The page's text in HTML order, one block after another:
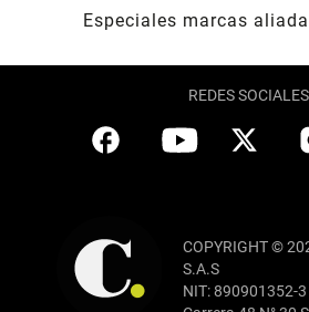
Especiales marcas
REDES SOCIALES
COPYRIGHT ©
S.A.S
NIT: 890901352-3